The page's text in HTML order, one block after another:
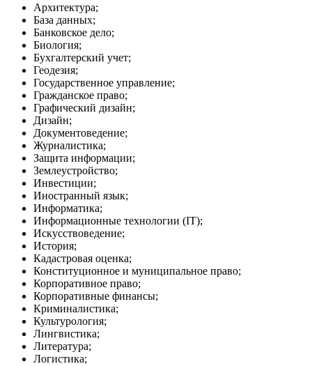
Архитектура;
База данных;
Банковское дело;
Биология;
Бухгалтерский учет;
Геодезия;
Государственное управление;
Гражданское право;
Графический дизайн;
Дизайн;
Документоведение;
Журналистика;
Защита информации;
Землеустройство;
Инвестиции;
Иностранный язык;
Информатика;
Информационные технологии (IT);
Искусствоведение;
История;
Кадастровая оценка;
Конституционное и муниципальное право;
Корпоративное право;
Корпоративные финансы;
Криминалистика;
Культурология;
Лингвистика;
Литература;
Логистика;